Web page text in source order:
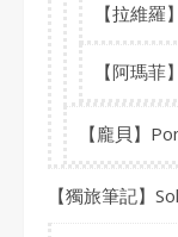
【拉維羅
【阿瑪菲
【龐貝】
【獨旅筆記】